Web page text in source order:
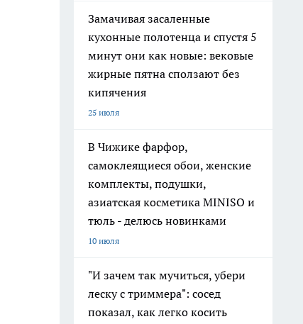
Замачивая засаленные
кухонные полотенца и спустя 5
минут они как новые: вековые
жирные пятна сползают без
кипячения
25 июля
В Чижике фарфор,
самоклеящиеся обои, женские
комплекты, подушки,
азиатская косметика MINISO и
тюль - делюсь новинками
10 июля
"И зачем так мучиться, убери
леску с триммера": сосед
показал, как легко косить